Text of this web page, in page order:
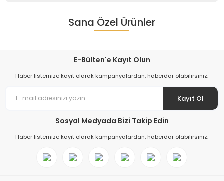
Sana Özel Ürünler
E-Bülten'e Kayıt Olun
Haber listemize kayıt olarak kampanyalardan, haberdar olabilirsiniz.
Kayıt Ol
Sosyal Medyada Bizi Takip Edin
Haber listemize kayıt olarak kampanyalardan, haberdar olabilirsiniz.